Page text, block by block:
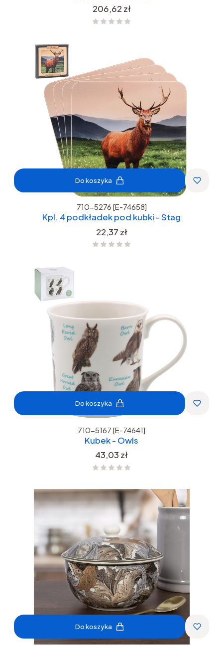
Cena
206,62 zł
Do koszyka
710-5276 [E-74658]
Kpl. 4 podkładek pod kubki - Stag
Cena
22,37 zł
Do koszyka
710-5167 [E-74641]
Kubek - Owls
Cena
43,03 zł
Do koszyka